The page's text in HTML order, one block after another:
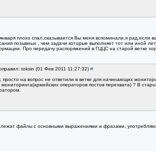
плохо спал,оказывается Вы меня вспоминали,я рад,если
позывных , чем задачи которые выполняет тот или иной
Про передачу распоряжений в ГЦЦС на старой ветке
toksin (01 Фев 2011 11:27:32) #
просто на вопрос не ответили в ветке для начинающих
операторов постов перехвата) ? В
лежат файлы с основными выражениями и фразами,